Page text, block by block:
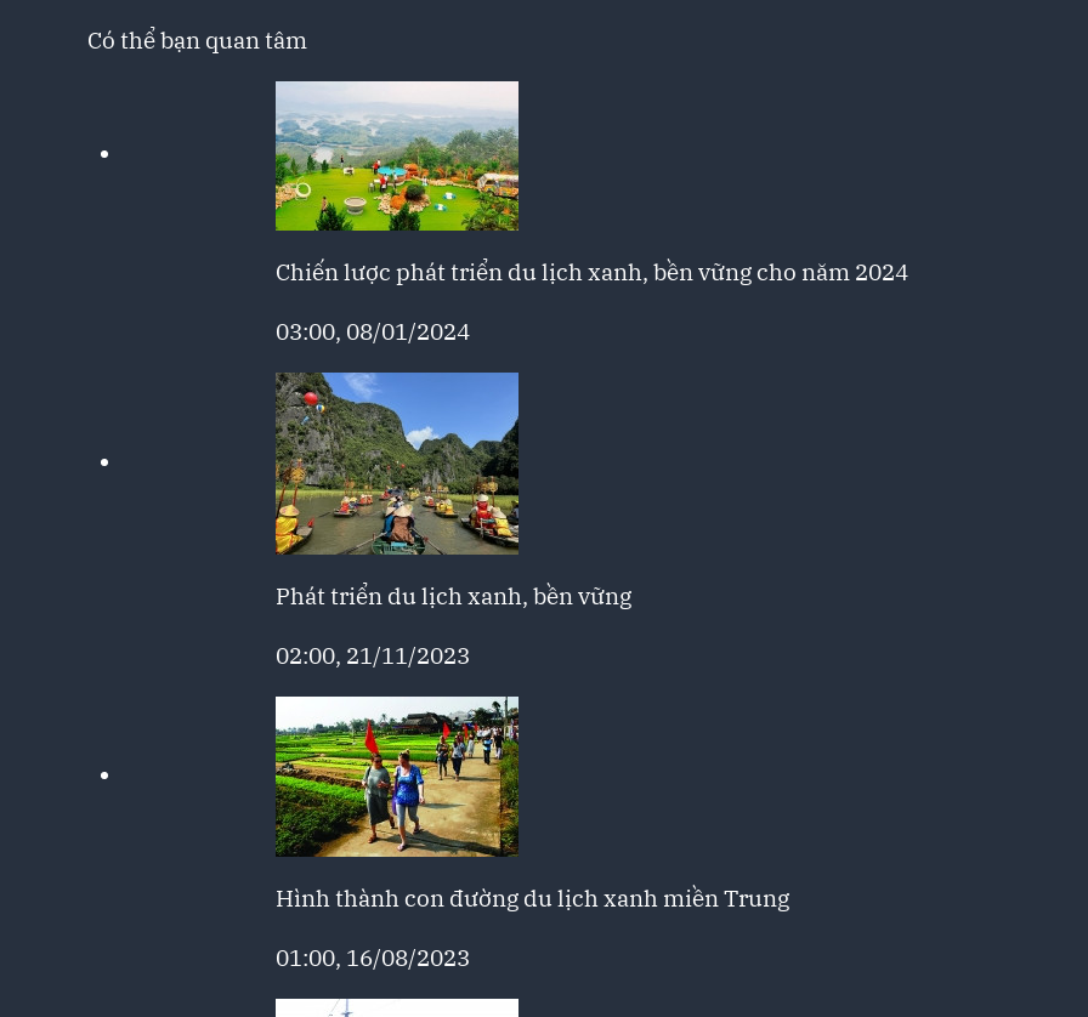
Có thể bạn quan tâm
Chiến lược phát triển du lịch xanh, bền vững cho năm 2024
03:00, 08/01/2024
Phát triển du lịch xanh, bền vững
02:00, 21/11/2023
Hình thành con đường du lịch xanh miền Trung
01:00, 16/08/2023